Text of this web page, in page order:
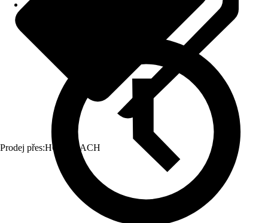
Prodej přes:HORNBACH